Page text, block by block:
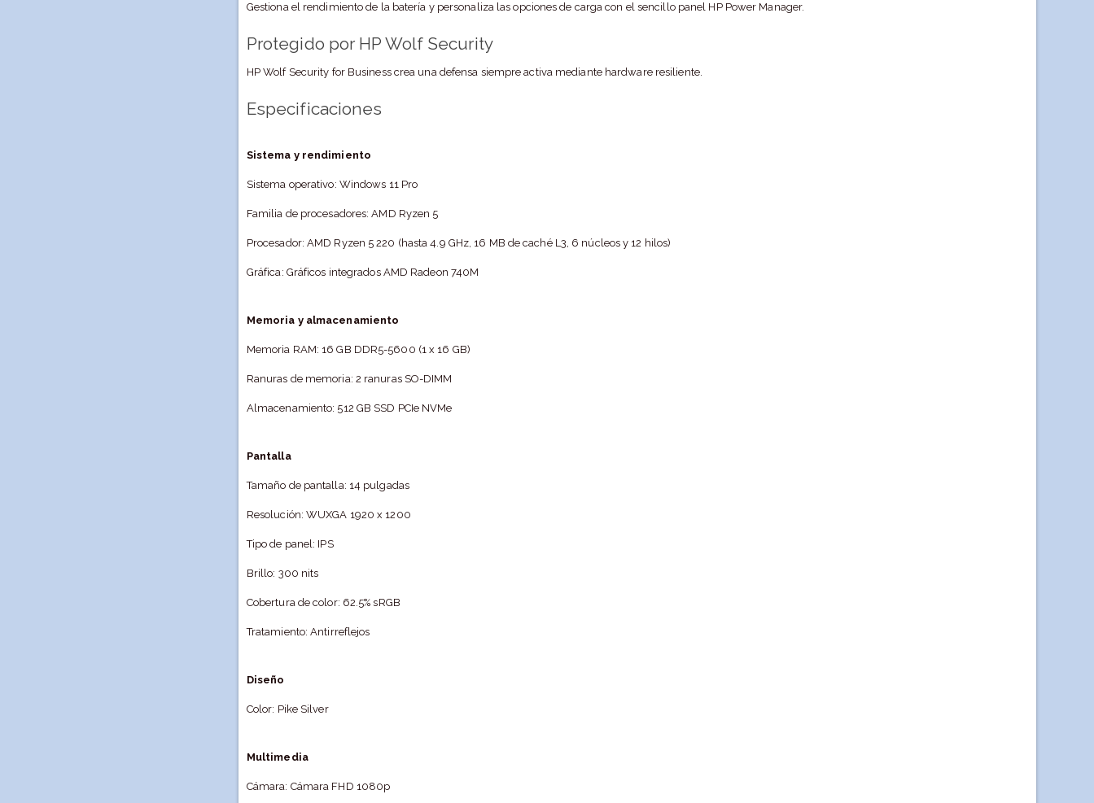
Gestiona el rendimiento de la batería y personaliza las opciones de carga con el sencillo panel HP Power Manager.
Protegido por HP Wolf Security
HP Wolf Security for Business crea una defensa siempre activa mediante hardware resiliente.
Especificaciones
Sistema y rendimiento
Sistema operativo: Windows 11 Pro
Familia de procesadores: AMD Ryzen 5
Procesador: AMD Ryzen 5 220 (hasta 4.9 GHz, 16 MB de caché L3, 6 núcleos y 12 hilos)
Gráfica: Gráficos integrados AMD Radeon 740M
Memoria y almacenamiento
Memoria RAM: 16 GB DDR5-5600 (1 x 16 GB)
Ranuras de memoria: 2 ranuras SO-DIMM
Almacenamiento: 512 GB SSD PCIe NVMe
Pantalla
Tamaño de pantalla: 14 pulgadas
Resolución: WUXGA 1920 x 1200
Tipo de panel: IPS
Brillo: 300 nits
Cobertura de color: 62.5% sRGB
Tratamiento: Antirreflejos
Diseño
Color: Pike Silver
Multimedia
Cámara: Cámara FHD 1080p